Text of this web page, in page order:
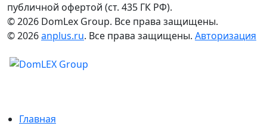
публичной офертой (ст. 435 ГК РФ).
© 2026 DomLex Group. Все права защищены.
© 2026anplus.ru. Все права защищены. Авторизация
Главная